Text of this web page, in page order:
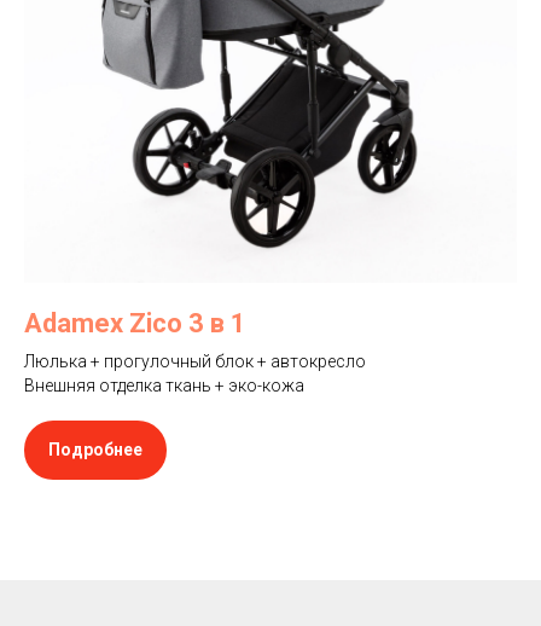
Adamex Zico 3 в 1
Люлька + прогулочный блок + автокресло
Внешняя отделка ткань + эко-кожа
Подробнее